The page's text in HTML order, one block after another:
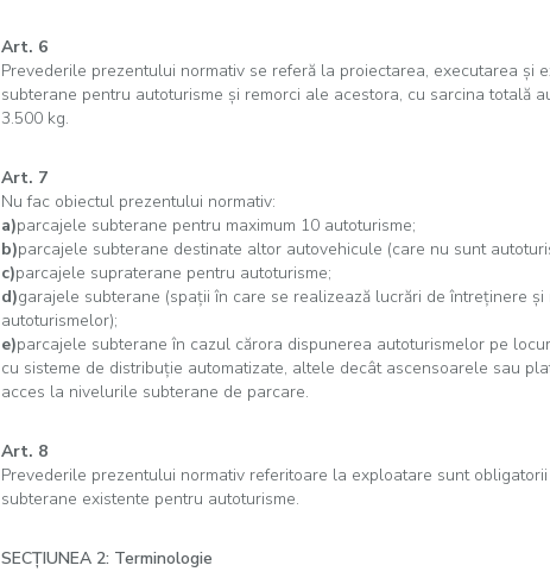
Art. 6
Prevederile prezentului normativ se referă la proiectarea, executarea şi
subterane pentru autoturisme şi remorci ale acestora, cu sarcina totală
3.500 kg.
Art. 7
Nu fac obiectul prezentului normativ:
a)parcajele subterane pentru maximum 10 autoturisme;
b)parcajele subterane destinate altor autovehicule (care nu sunt
c)parcajele supraterane pentru autoturisme;
d)garajele subterane (spaţii în care se realizează lucrări de întreţinere
autoturismelor);
e)parcajele subterane în cazul cărora dispunerea autoturismelor pe
cu sisteme de distribuţie automatizate, altele decât ascensoarele sau
acces la nivelurile subterane de parcare.
Art. 8
Prevederile prezentului normativ referitoare la exploatare sunt
subterane existente pentru autoturisme.
SECŢIUNEA 2: Terminologie